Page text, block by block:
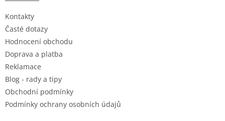
Kontakty
Časté dotazy
Hodnocení obchodu
Doprava a platba
Reklamace
Blog - rady a tipy
Obchodní podmínky
Podmínky ochrany osobních údajů